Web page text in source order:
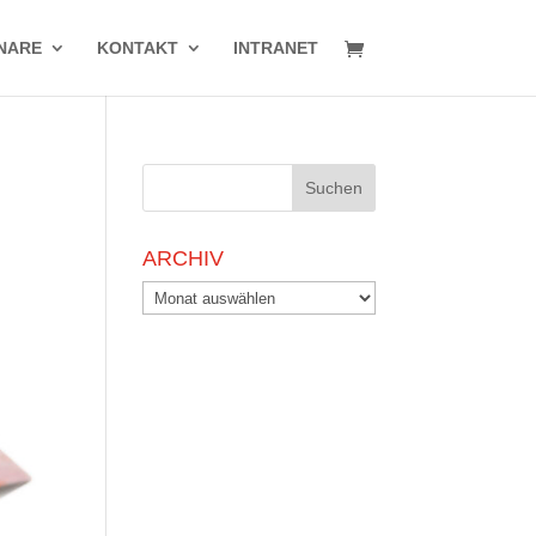
KONTAKT INTRANET
ARCHIV
Archiv